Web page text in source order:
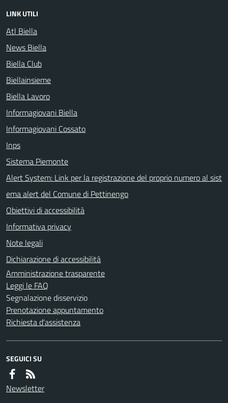
LINK UTILI
Atl Biella
News Biella
Biella Club
Biellainsieme
Biella Lavoro
Informagiovani Biella
Informagiovani Cossato
Inps
Sistema Piemonte
Alert System: Link per la registrazione del proprio numero al sist
ema alert del Comune di Pettinengo
Obiettivi di accessibilità
Informativa privacy
Note legali
Dichiarazione di accessibilità
Amministrazione trasparente
Leggi le FAQ
Segnalazione disservizio
Prenotazione appuntamento
Richiesta d'assistenza
SEGUICI SU
Newsletter